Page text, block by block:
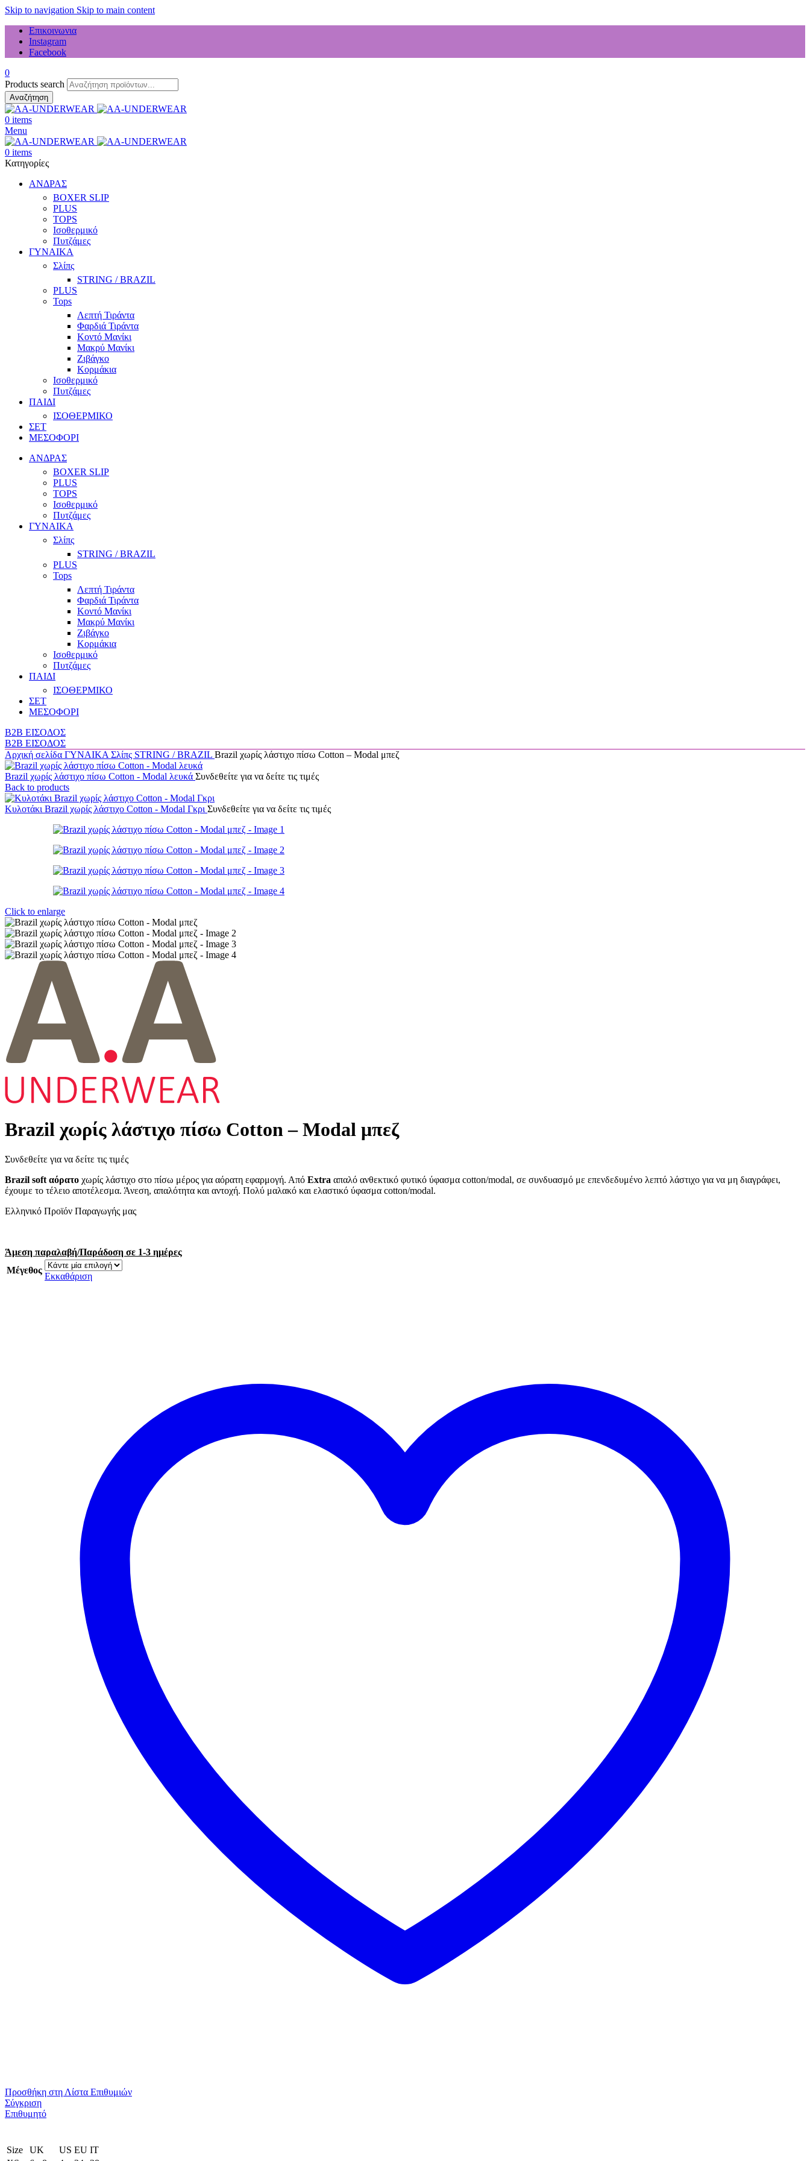
Skip to navigation Skip to main content
Επικοινωνια
Instagram
Facebook
0
Products search
Αναζήτηση
0 items
Menu
0 items
Κατηγορίες
ΑΝΔΡΑΣ
BOXER SLIP
PLUS
TOPS
Ισοθερμικό
Πυτζάμες
ΓΥΝΑΙΚΑ
Σλίπς
STRING / BRAZIL
PLUS
Tops
Λεπτή Τιράντα
Φαρδιά Τιράντα
Κοντό Μανίκι
Μακρύ Μανίκι
Ζιβάγκο
Κορμάκια
Ισοθερμικό
Πυτζάμες
ΠΑΙΔΙ
ΙΣΟΘΕΡΜΙΚΟ
ΣΕΤ
ΜΕΣΟΦΟΡΙ
ΑΝΔΡΑΣ
BOXER SLIP
PLUS
TOPS
Ισοθερμικό
Πυτζάμες
ΓΥΝΑΙΚΑ
Σλίπς
STRING / BRAZIL
PLUS
Tops
Λεπτή Τιράντα
Φαρδιά Τιράντα
Κοντό Μανίκι
Μακρύ Μανίκι
Ζιβάγκο
Κορμάκια
Ισοθερμικό
Πυτζάμες
ΠΑΙΔΙ
ΙΣΟΘΕΡΜΙΚΟ
ΣΕΤ
ΜΕΣΟΦΟΡΙ
B2B ΕΙΣΟΔΟΣ
B2B ΕΙΣΟΔΟΣ
Αρχική σελίδα ΓΥΝΑΙΚΑ Σλίπς STRING / BRAZIL Brazil χωρίς λάστιχο πίσω Cotton – Modal μπεζ
Brazil χωρίς λάστιχο πίσω Cotton - Modal λευκά Συνδεθείτε για να δείτε τις τιμές
Back to products
Κυλοτάκι Brazil χωρίς λάστιχο Cotton - Modal Γκρι Συνδεθείτε για να δείτε τις τιμές
Click to enlarge
Brazil χωρίς λάστιχο πίσω Cotton – Modal μπεζ
Συνδεθείτε για να δείτε τις τιμές
Brazil soft αόρατο χωρίς λάστιχο στο πίσω μέρος για αόρατη εφαρμογή. Από Extra απαλό ανθεκτικό φυτικό ύφασμα cotton/modal, σε συνδυασμό με επενδεδυμένο λεπτό λάστιχο για να μη διαγράφει,
έχουμε το τέλειο αποτέλεσμα. Άνεση, απαλότητα και αντοχή. Πολύ μαλακό και ελαστικό ύφασμα cotton/modal.
Ελληνικό Προϊόν Παραγωγής μας
Άμεση παραλαβή/Παράδοση σε 1-3 ημέρες
Μέγεθος
Εκκαθάριση
Προσθήκη στη Λίστα Επιθυμιών
Σύγκριση
Επιθυμητό
Size UK US EU ΙΤ